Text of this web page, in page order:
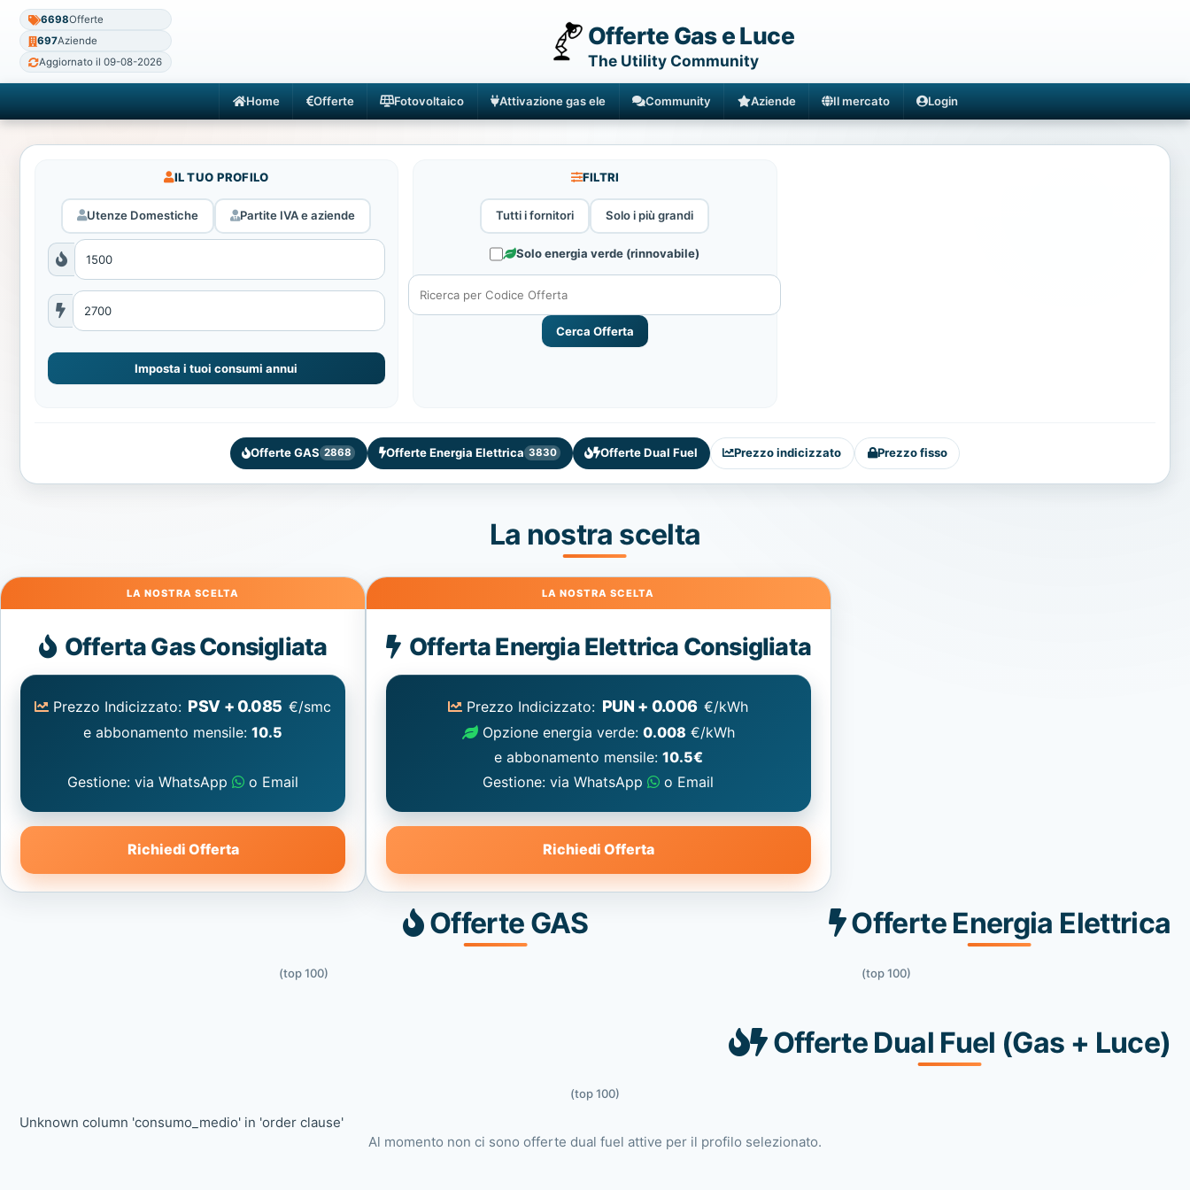
6698Offerte
697Aziende
Aggiornato il 09-08-2026
Offerte Gas e Luce
The Utility Community
Home Offerte Fotovoltaico Attivazione gas ele Community Aziende Il mercato Login
IL TUO PROFILO
Utenze Domestiche Partite IVA e aziende
Imposta i tuoi consumi annui
FILTRI
Tutti i fornitori Solo i più grandi
Solo energia verde (rinnovabile)
Cerca Offerta
Offerte GAS 2868 Offerte Energia Elettrica 3830 Offerte Dual Fuel Prezzo indicizzato Prezzo fisso
La nostra scelta
Gas
Offerta Gas Consigliata
Prezzo Indicizzato: PSV + 0.085 €/smc
e abbonamento mensile:10.5
Gestione: via WhatsApp o Email
Richiedi Offerta
Energia
Elettrica
consigliata
Offerta Energia Elettrica Consigliata
Prezzo Indicizzato: PUN + 0.006 €/kWh
Opzione energia verde: 0.008 €/kWh
e abbonamento mensile: 10.5€
Gestione: via WhatsApp
o Email
Richiedi Offerta
Offerte GAS
(top 100)
Offerte Energia Elettrica
(top 100)
Offerte Dual Fuel (Gas + Luce)
(top 100)
Unknown column 'consumo_medio' in 'order clause'
Al momento non ci sono offerte dual fuel attive per il profilo selezionato.